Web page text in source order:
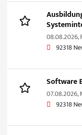
08.08.2026,
92318
Software
07.08.2026,
92318